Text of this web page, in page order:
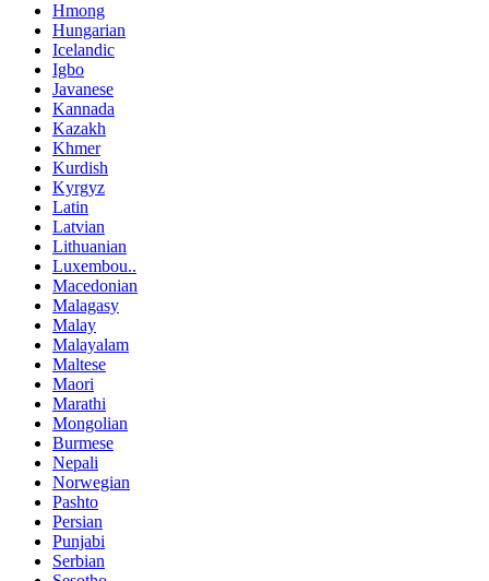
Hmong
Hungarian
Icelandic
Igbo
Javanese
Kannada
Kazakh
Khmer
Kurdish
Kyrgyz
Latin
Latvian
Lithuanian
Luxembou..
Macedonian
Malagasy
Malay
Malayalam
Maltese
Maori
Marathi
Mongolian
Burmese
Nepali
Norwegian
Pashto
Persian
Punjabi
Serbian